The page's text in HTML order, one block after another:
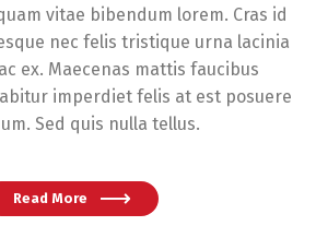
vitae bibendum lorem. Cras id
nec felis tristique urna lacinia
ex. Maecenas mattis faucibus
imperdiet felis at est posuere
Sed quis nulla tellus.
Read More